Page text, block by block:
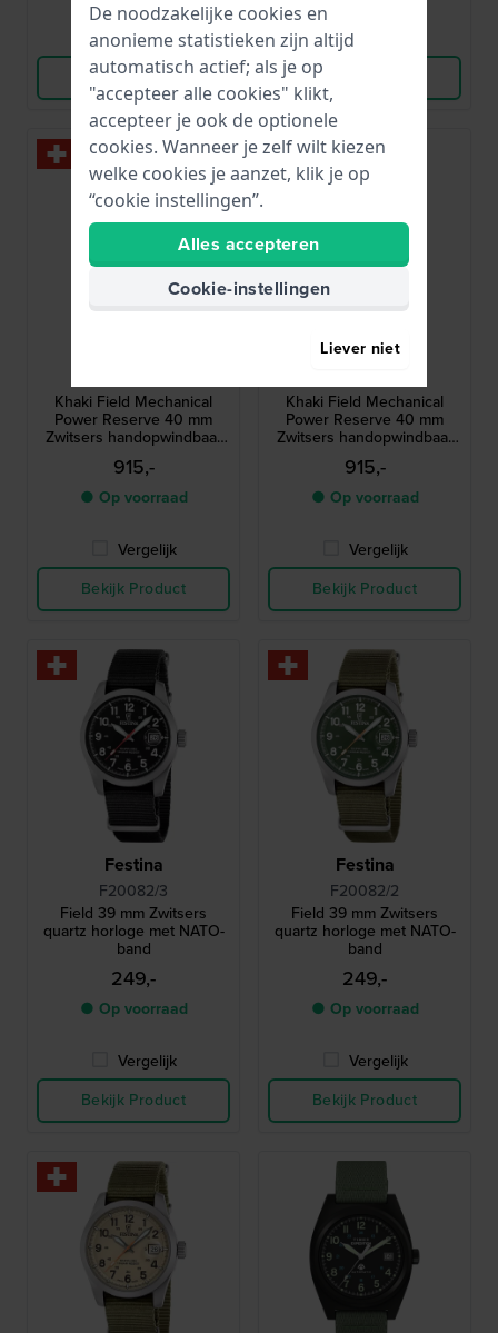
Vergelijk
Bekijk Product
Vergelijk
Bekijk Product
Khaki Field Mechanical
Power Reserve 40 mm
Zwitsers handopwindbaar
horloge met gangreserve-
indicator
915,-
● Op voorraad
Vergelijk
Bekijk Product
Hamilton
Khaki Field Mechanical
Power Reserve 40 mm
Zwitsers handopwindbaar
horloge met gangreserve-
indicator
915,-
● Op voorraad
Vergelijk
Bekijk Product
Festina
F20082/3
Field 39 mm Zwitsers
quartz horloge met NATO-
band
249,-
● Op voorraad
Vergelijk
Bekijk Product
Festina
F20082/2
Field 39 mm Zwitsers
quartz horloge met NATO-
band
249,-
● Op voorraad
Vergelijk
Bekijk Product
De noodzakelijke cookies en
anonieme statistieken zijn altijd
automatisch actief; als je op
"accepteer alle cookies" klikt,
accepteer je ook de optionele
cookies. Wanneer je zelf wilt kiezen
welke cookies je aanzet, klik je op
“cookie instellingen”.
Alles accepteren
Cookie-instellingen
Liever niet